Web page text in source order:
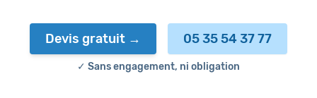
Devis gratuit 05 35 54 37 77
✓ Sans engagement, ni obligation